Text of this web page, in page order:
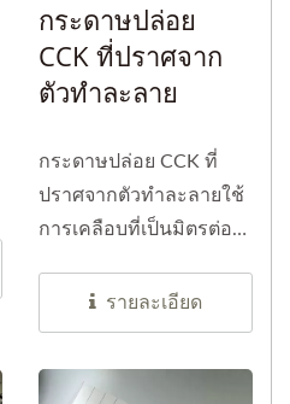
กระดาษปล่อย
CCK ที่ปราศจาก
ตัวทำละลาย
กระดาษปล่อย CCK ที่
ปราศจากตัวทำละลายใช้
การเคลือบที่เป็นมิตรต่อ
คุณภาพสูง...รายละเอียด